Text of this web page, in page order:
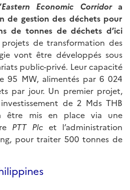
Eastern Economic Corridor a
de gestion des déchets pour
de tonnes de déchets d’ici
de transformation des
vont être développés sous
public-privé. Leur capacité
95 MW, alimentés par 6 024
par jour. Un premier projet,
de 2 Mds THB
être mis en place via une
PTT Plc et l’administration
pour traiter 500 tonnes de